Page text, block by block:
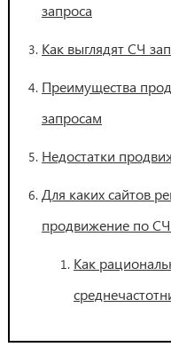
запроса
Как выглядят СЧ
Преимущества
запросам
Недостатки
Для каких сайтов
продвижение по
Как